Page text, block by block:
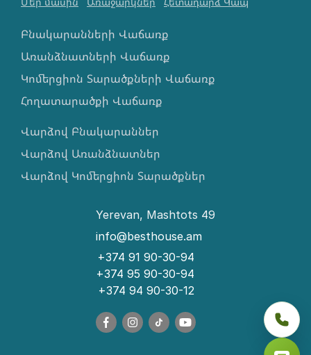
Բնակարանների Վաճառք
Առանձնատների Վաճառք
Կոմերցիոն Տարածքների Վաճառք
Հողատարածքի Վաճառք
Վարձով Բնակարաններ
Վարձով Առանձնատներ
Վարձով Կոմերցիոն Տարածքներ
Yerevan, Mashtots 49
info@besthouse.am
+374 91 90-30-94
+374 95 90-30-94
+374 94 90-30-12